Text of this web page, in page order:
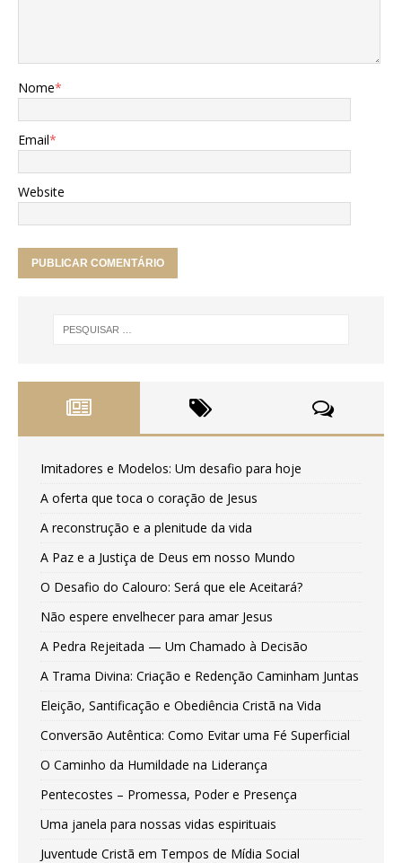
Nome*
Email*
Website
Imitadores e Modelos: Um desafio para hoje
A oferta que toca o coração de Jesus
A reconstrução e a plenitude da vida
A Paz e a Justiça de Deus em nosso Mundo
O Desafio do Calouro: Será que ele Aceitará?
Não espere envelhecer para amar Jesus
A Pedra Rejeitada — Um Chamado à Decisão
A Trama Divina: Criação e Redenção Caminham Juntas
Eleição, Santificação e Obediência Cristã na Vida
Conversão Autêntica: Como Evitar uma Fé Superficial
O Caminho da Humildade na Liderança
Pentecostes – Promessa, Poder e Presença
Uma janela para nossas vidas espirituais
Juventude Cristã em Tempos de Mídia Social